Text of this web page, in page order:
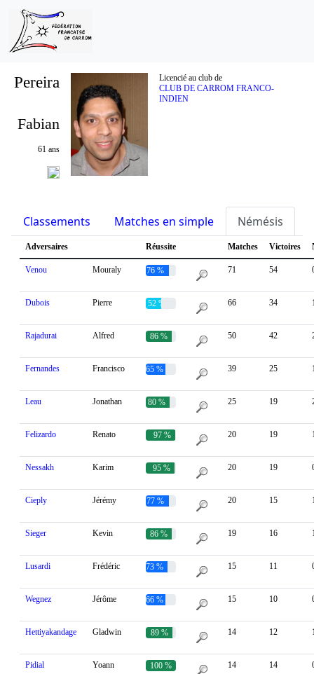
Pereira
Licencié au club de
CLUB DE CARROM FRANCO-
INDIEN
Fabian
61 ans
Classements Matches en simple Némésis
Adversaires Réussite Matches Victoires
Venou Mouraly 76 % 71 54
Dubois Pierre 52 % 66 34
Rajadurai Alfred 86 % 50 42
Fernandes Francisco 65 % 39 25
Leau Jonathan 80 % 25 19
Felizardo Renato 97 % 20 19
Nessakh Karim 95 % 20 19
Cieply Jérémy 77 % 20 15
Sieger Kevin 86 % 19 16
Lusardi Frédéric 73 % 15 11
Wegnez Jérôme 66 % 15 10
Hettiyakandage Gladwin 89 % 14 12
Pidial Yoann 100 % 14 14